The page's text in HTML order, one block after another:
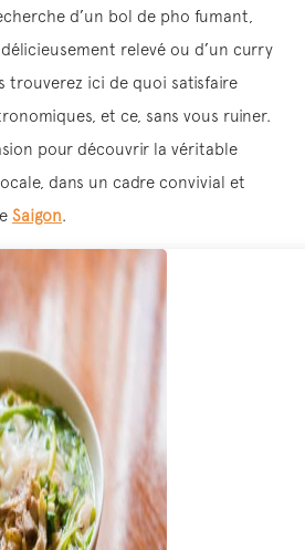
d’un bol de pho fumant,
relevé ou d’un curry
trouverez ici de quoi satisfaire
et ce, sans vous ruiner.
pour découvrir la véritable
dans un cadre convivial et
Saigon.